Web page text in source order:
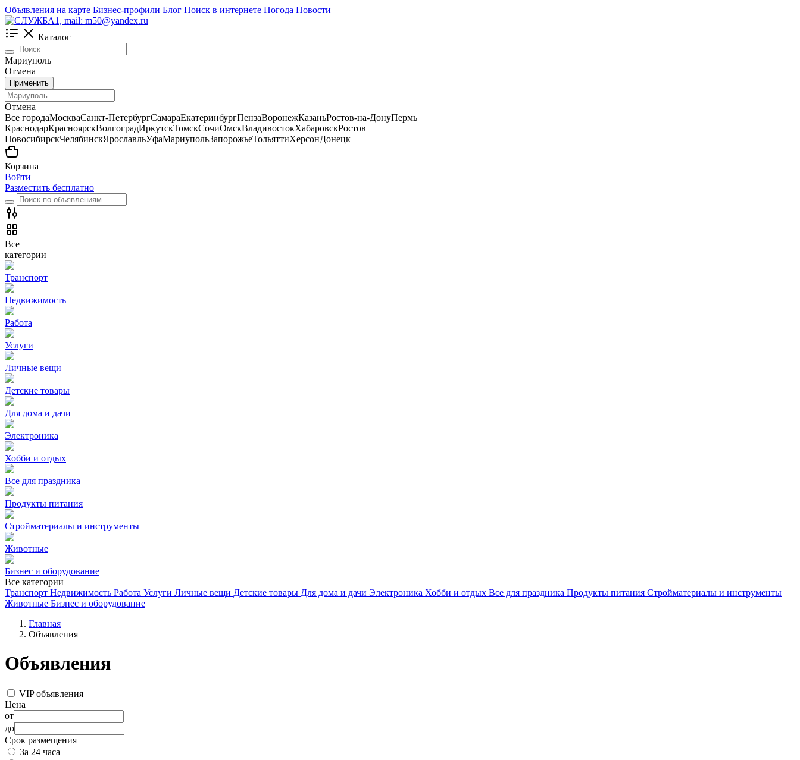
Объявления на карте Бизнес-профили Блог Поиск в интернете Погода Новости
Каталог
Мариуполь
Отмена
Применить
Отмена
Все городаМоскваСанкт-ПетербургСамараЕкатеринбургПензаВоронежКазаньРостов-на-ДонуПермь
КраснодарКрасноярскВолгоградИркутскТомскСочиОмскВладивостокХабаровскРостов
НовосибирскЧелябинскЯрославльУфаМариупольЗапорожьеТольяттиХерсонДонецк
Корзина
Войти
Разместить бесплатно
Все
категории
Транспорт
Недвижимость
Работа
Услуги
Личные вещи
Детские товары
Для дома и дачи
Электроника
Хобби и отдых
Все для праздника
Продукты питания
Стройматериалы и инструменты
Животные
Бизнес и оборудование
Все категории
Транспорт Недвижимость Работа Услуги Личные вещи Детские товары Для дома и дачи Электроника Хобби и отдых Все для праздника Продукты питания Стройматериалы и инструменты
Животные Бизнес и оборудование
Главная
Объявления
Объявления
VIP объявления
Цена
от
до
Срок размещения
За 24 часа